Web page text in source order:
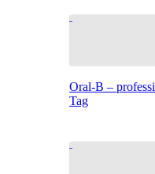
Oral-B –
Tag